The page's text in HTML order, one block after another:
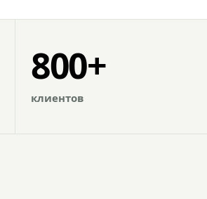
800+
клиентов